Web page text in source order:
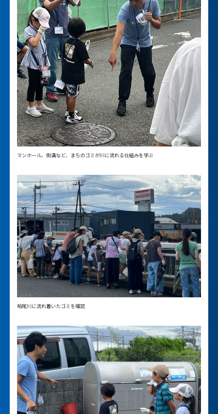
マンホール、側溝など、まちのゴミが川に流れる仕組みを学ぶ
柏尾川に流れ着いたゴミを確認